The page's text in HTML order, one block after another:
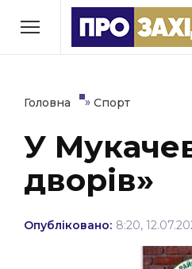
РУБРИКИ
Економіка
Політика
Втрачений Ужгород
(відеоверсія)
Головна » Спорт
У
дворів»
Опубліковано: 8:20,